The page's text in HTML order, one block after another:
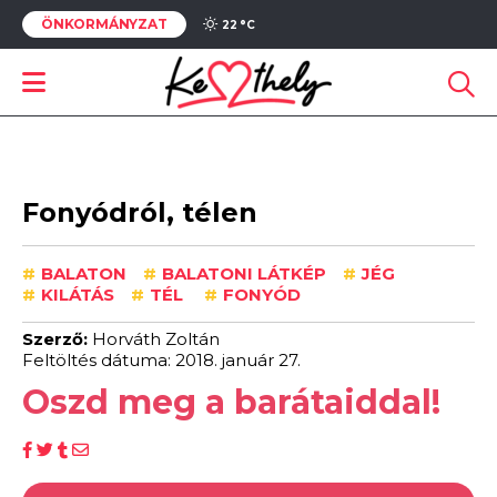
ÖNKORMÁNYZAT 22 °C
Fonyódról, télen
# BALATON # BALATONI LÁTKÉP # JÉG
# KILÁTÁS # TÉL # FONYÓD
Szerző: Horváth Zoltán
Feltöltés dátuma: 2018. január 27.
Oszd meg a barátaiddal!